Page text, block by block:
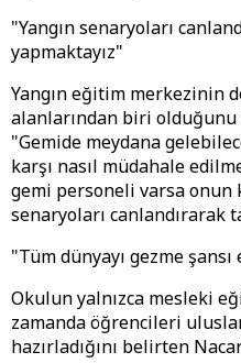
"Yangın senaryoları
yapmaktayız"
Yangın eğitim merkezinin
alanlarından biri olduğunu
"Gemide meydana
karşı nasıl müdahale
gemi personeli varsa onun
senaryoları canlandırarak
"Tüm dünyayı gezme
Okulun yalnızca mesleki
zamanda öğrencileri
hazırladığını belirten